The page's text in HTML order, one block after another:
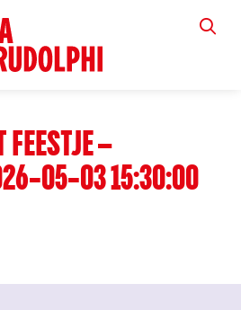
VIA
–
05-03 15:30:00